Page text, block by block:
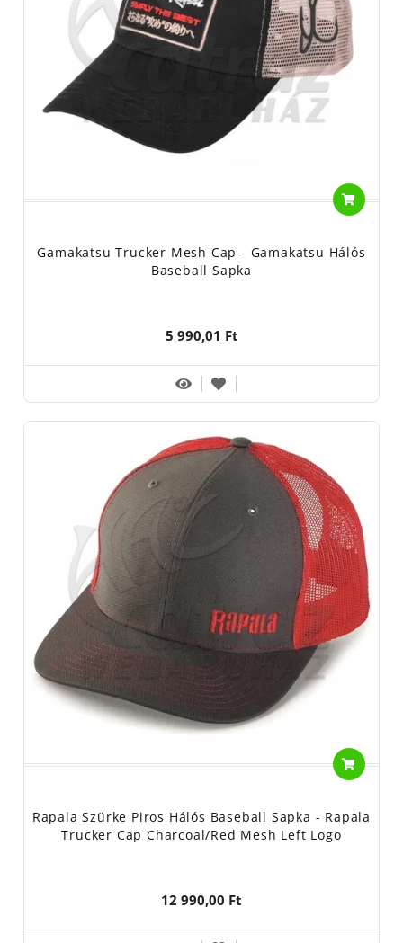
Gamakatsu Trucker Mesh Cap - Gamakatsu Hálós
Baseball Sapka
5 990,01 Ft
Rapala Szürke Piros Hálós Baseball Sapka - Rapala
Trucker Cap Charcoal/Red Mesh Left Logo
12 990,00 Ft